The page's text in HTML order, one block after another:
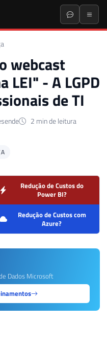
webcast
LEI" - A LGPD
de TI
2 min de leitura
Redução de Custos do
Power BI?
Redução de Custos com
Azure?
Dados Microsoft